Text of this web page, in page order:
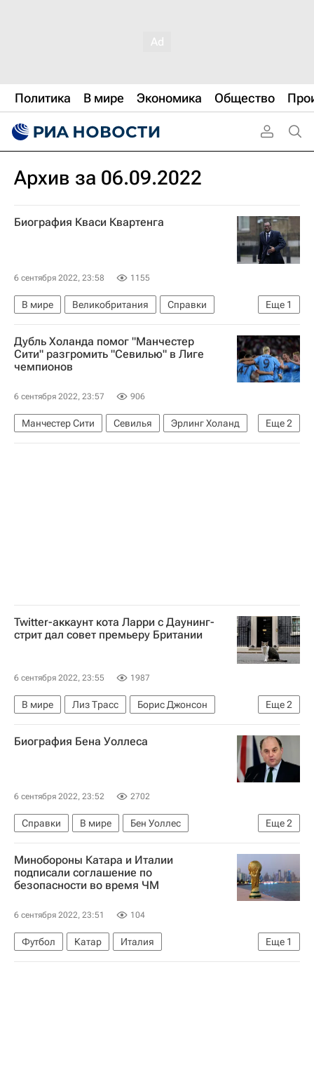
Политика В мире Экономика Общество
Архив за 06.09.2022
Биография Кваси Квартенга
6 сентября 2022, 23:58 1155
Еще 1
В мире Великобритания
Справки
Кваси Квартенг
Дубль Холанда помог "Манчестер
Сити" разгромить "Севилью" в Лиге
чемпионов
6 сентября 2022, 23:57 906
Еще2
Манчестер Сити Севилья
Эрлинг Холанд
Лига чемпионов УЕФА 2026-2027
Футбол
Twitter-аккаунт кота Ларри с Даунинг-
стрит дал совет премьеру Британии
6 сентября 2022, 23:55 1987
Еще2
В мире Лиз Трасс
Борис Джонсон
Риши Сунак
Великобритания
Биография Бена Уоллеса
6 сентября 2022, 23:52 2702
Еще2
Справки В мире
Бен Уоллес
Великобритания
Северная Ирландия
Минобороны Катара и Италии
подписали соглашение по
безопасности во время ЧМ
6 сентября 2022, 23:51 104
Еще 1
Футбол Катар
Италия
ЧМ по футболу 2026